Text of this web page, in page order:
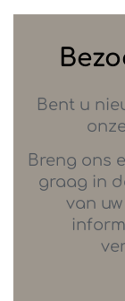
Bent u
Breng ons
graag in
van